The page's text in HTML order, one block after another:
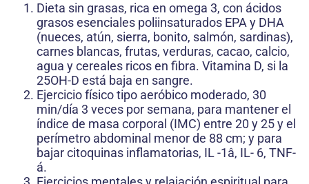
Dieta sin grasas, rica en omega 3, con ácidos
grasos esenciales poliinsaturados EPA y DHA
(nueces, atún, sierra, bonito, salmón, sardinas),
carnes blancas, frutas, verduras, cacao, calcio,
agua y cereales ricos en fibra. Vitamina D, si la
25OH-D está baja en sangre.
Ejercicio físico tipo aeróbico moderado, 30
min/día 3 veces por semana, para mantener el
índice de masa corporal (IMC) entre 20 y 25 y el
perímetro abdominal menor de 88 cm; y para
bajar citoquinas inflamatorias, IL -1â, IL- 6, TNF-
á.